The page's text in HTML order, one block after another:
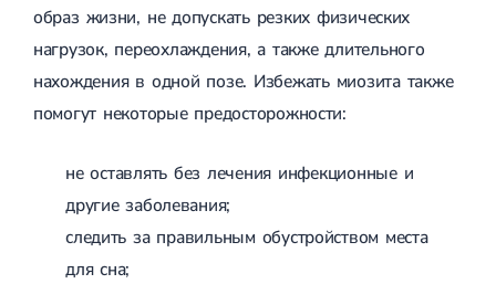
образ жизни, не допускать резких физических
нагрузок, переохлаждения, а также длительного
нахождения в одной позе. Избежать миозита также
помогут некоторые предосторожности:
не оставлять без лечения инфекционные и
другие заболевания;
следить за правильным обустройством места
для сна;